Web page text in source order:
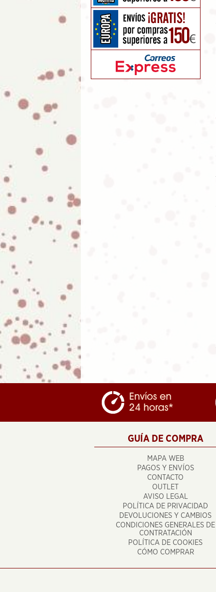
GUÍA DE COMPRA
MAPA WEB
PAGOS Y ENVÍOS
CONTACTO
OUTLET
AVISO LEGAL
POLÍTICA DE PRIVACIDAD
DEVOLUCIONES Y CAMBIOS
CONDICIONES GENERALES DE
CONTRATACIÓN
POLÍTICA DE COOKIES
CÓMO COMPRAR